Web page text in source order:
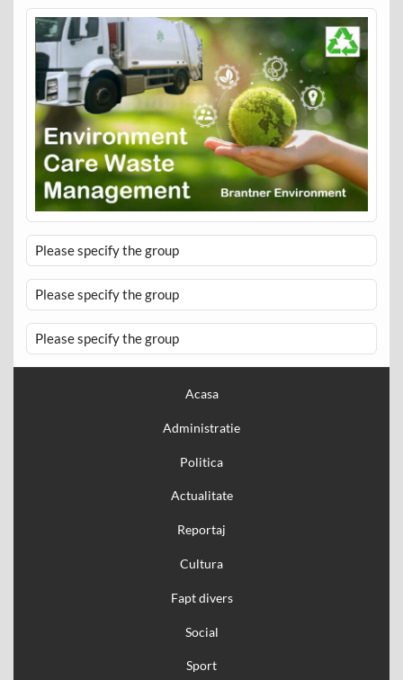
Please specify the group
Please specify the group
Please specify the group
Acasa
Administratie
Politica
Actualitate
Reportaj
Cultura
Fapt divers
Social
Sport